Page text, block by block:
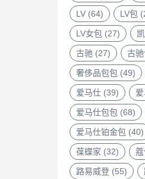
LV (64) LV包
LV女包 (27)
古驰 (27) 古
奢侈品包包 (49)
爱马仕 (39)
爱马仕包包 (68)
爱马仕铂金包 (40)
葆蝶家 (32)
路易威登 (55)